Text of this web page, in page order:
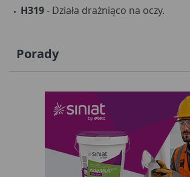
H319- Działa drażniąco na oczy.
Porady